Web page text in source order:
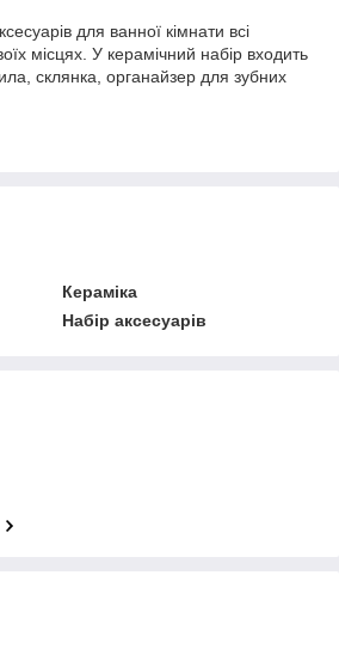
для ванної кімнати всі
місцях. У керамічний набір входить
склянка, органайзер для зубних
Кераміка
Набір аксесуарів